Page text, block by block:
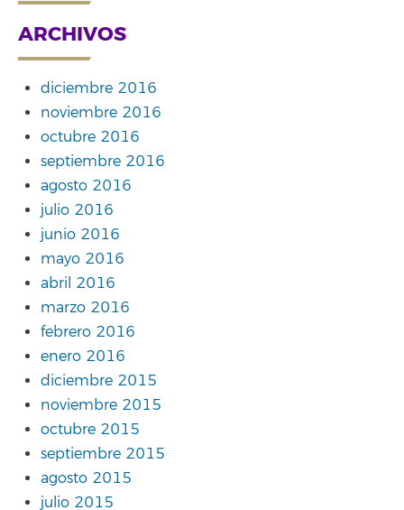
ARCHIVOS
diciembre 2016
noviembre 2016
octubre 2016
septiembre 2016
agosto 2016
julio 2016
junio 2016
mayo 2016
abril 2016
marzo 2016
febrero 2016
enero 2016
diciembre 2015
noviembre 2015
octubre 2015
septiembre 2015
agosto 2015
julio 2015